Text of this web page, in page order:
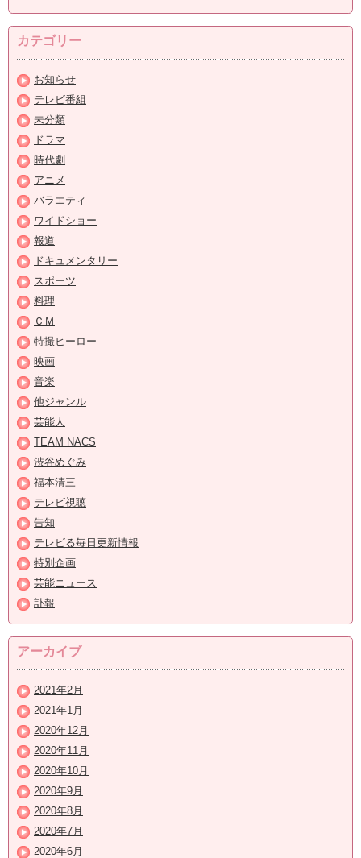
カテゴリー
お知らせ
テレビ番組
未分類
ドラマ
時代劇
アニメ
バラエティ
ワイドショー
報道
ドキュメンタリー
スポーツ
料理
ＣＭ
特撮ヒーロー
映画
音楽
他ジャンル
芸能人
TEAM NACS
渋谷めぐみ
福本清三
テレビ視聴
告知
テレビる毎日更新情報
特別企画
芸能ニュース
訃報
アーカイブ
2021年2月
2021年1月
2020年12月
2020年11月
2020年10月
2020年9月
2020年8月
2020年7月
2020年6月